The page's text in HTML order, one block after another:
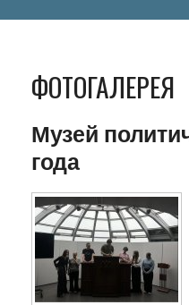
ФОТОГАЛЕРЕЯ
Музей
года